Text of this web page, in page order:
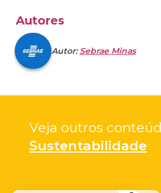
Autores
Autor:Sebrae Minas
Sustentabilidade